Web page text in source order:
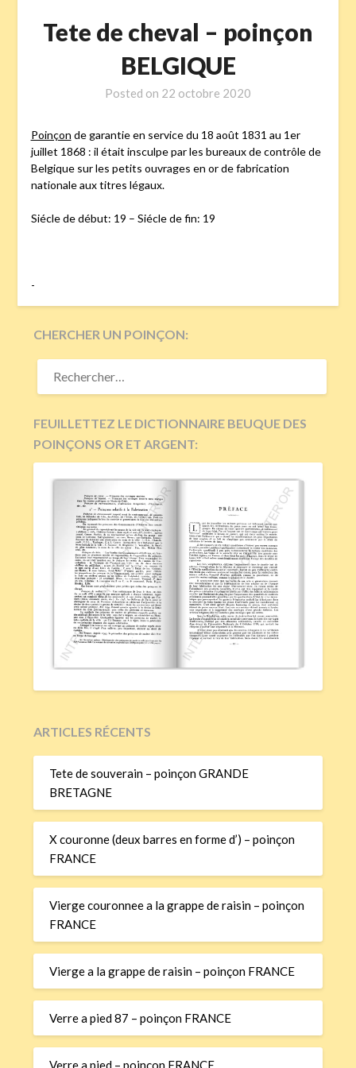
Tete de cheval – poinçon
BELGIQUE
Posted on 22 octobre 2020
Poinçon de garantie en service du 18 août 1831 au 1er
juillet 1868 : il était insculpe par les bureaux de contrôle de
Belgique sur les petits ouvrages en or de fabrication
nationale aux titres légaux.
Siécle de début: 19 – Siécle de fin: 19
-
CHERCHER UN POINÇON:
RECHERCHER :
FEUILLETTEZ LE DICTIONNAIRE BEUQUE DES
POINÇONS OR ET ARGENT:
ARTICLES RÉCENTS
Tete de souverain – poinçon GRANDE
BRETAGNE
X couronne (deux barres en forme d’) – poinçon
FRANCE
Vierge couronnee a la grappe de raisin – poinçon
FRANCE
Vierge a la grappe de raisin – poinçon FRANCE
Verre a pied 87 – poinçon FRANCE